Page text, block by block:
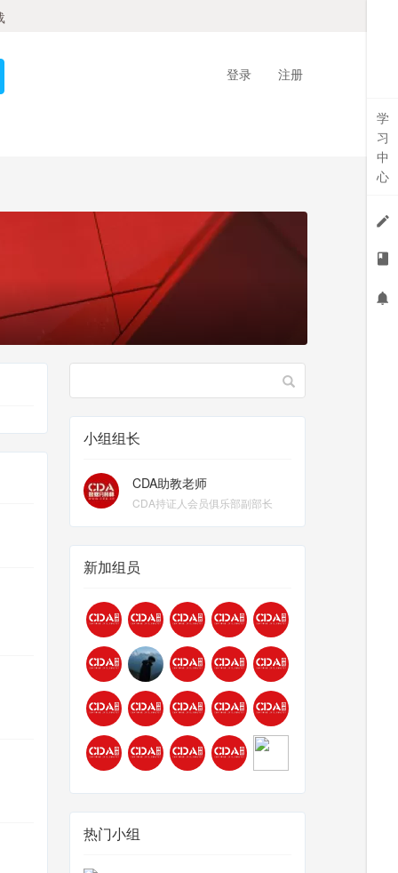
登录 注册
小组组长
CDA助教老师
CDA持证人会员俱乐部副部长
新加组员
热门小组
学
习
中
心